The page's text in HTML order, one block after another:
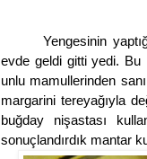
Yengesinin
evde geldi gitti yedi. Bu
unlu mamullerinden
margarini tereyağıyla
buğday nişastası
sonuçlandırdık mantar